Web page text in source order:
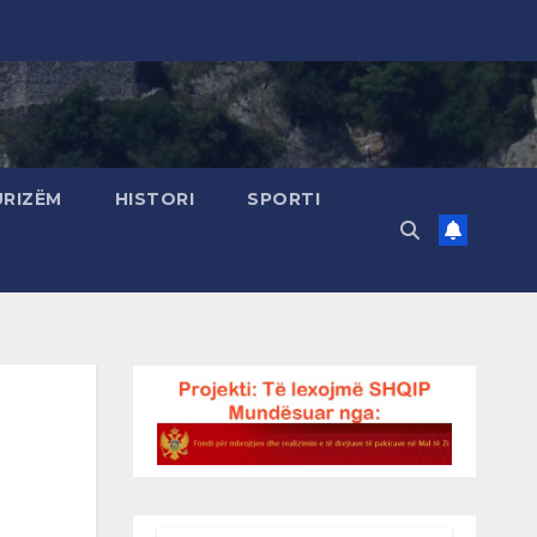
HISTORI SPORTI